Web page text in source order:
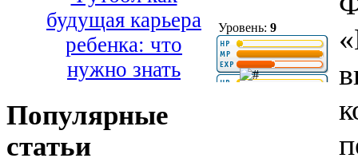
будущая карьера
ребенка: что
нужно знать
Популярные
статьи
Уровень: 9